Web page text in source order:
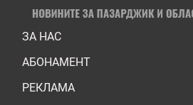
ЗА НАС
АБОНАМЕНТ
РЕКЛАМА